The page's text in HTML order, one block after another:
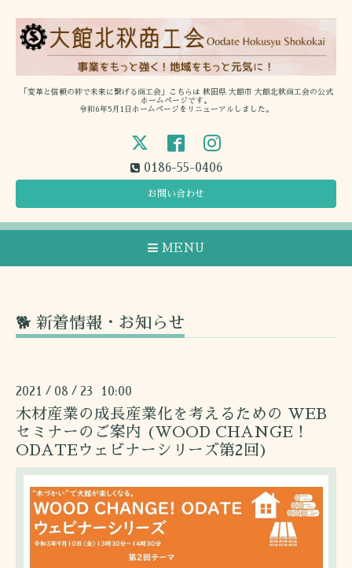
「変革と信頼の絆で未来に繋げる商工会」こちらは 秋田県 大館市 大館北秋商工会の公式
ホームページです。
令和6年5月1日ホームページをリニューアルしました。
0186-55-0406
お問い合わせ
MENU
🐕 新着情報・お知らせ
2021 / 08 / 23 10:00
木材産業の成長産業化を考えるための WEB
セミナーのご案内 (WOOD CHANGE！
ODATEウェビナーシリーズ第2回)